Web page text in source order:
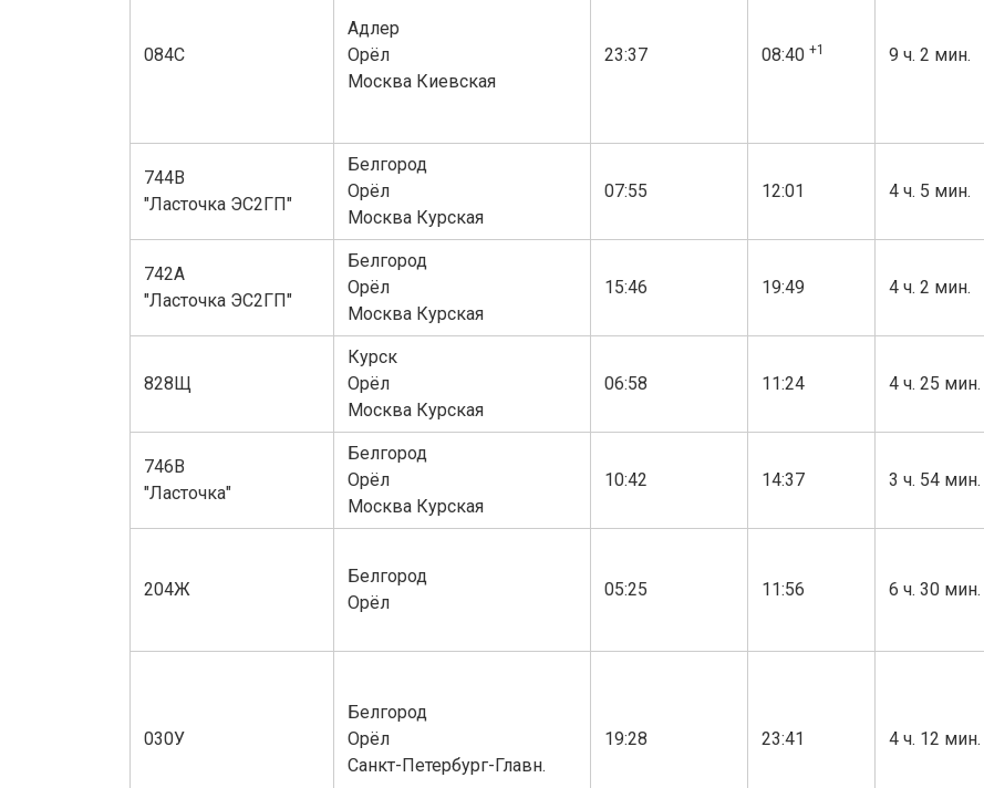
084С
Адлер
Орёл
Москва Киевская
23:37 08:40 +1 9 ч. 2 мин.
744В
"Ласточка ЭС2ГП"
Белгород
Орёл
Москва Курская
07:55 12:01 4 ч. 5 мин.
742А
"Ласточка ЭС2ГП"
Белгород
Орёл
Москва Курская
15:46 19:49 4 ч. 2 мин.
828Щ
Курск
Орёл
Москва Курская
06:58 11:24 4 ч. 25 мин.
746В
"Ласточка"
Белгород
Орёл
Москва Курская
10:42 14:37 3 ч. 54 мин.
204Ж
Белгород
Орёл
05:25 11:56 6 ч. 30 мин.
030У
Белгород
Орёл
Санкт-Петербург-Главн.
19:28 23:41 4 ч. 12 мин.